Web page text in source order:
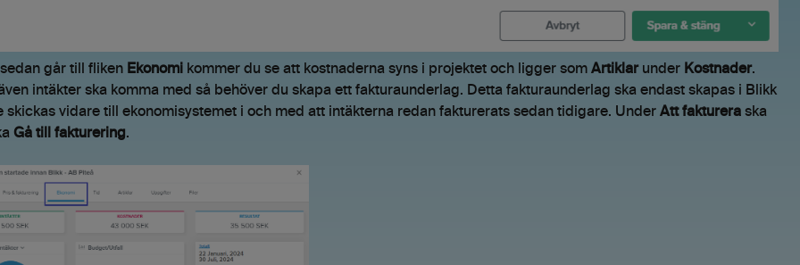
går till fliken Ekonomikommer du se att kostnaderna syns i projektet och ligger som Artiklarunder Kostnader.
intäkter ska komma med så behöver du skapa ett fakturaunderlag. Detta fakturaunderlag ska endast skapas i Blikk
skickas vidare till ekonomisystemet i och med att intäkterna redan fakturerats sedan tidigare. Under Att faktureraska
Gå till fakturering.